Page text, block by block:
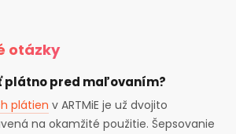
otázky
plátno pred maľovaním?
plátien v ARTMiE je už dvojito
na okamžité použitie. Šepsovanie